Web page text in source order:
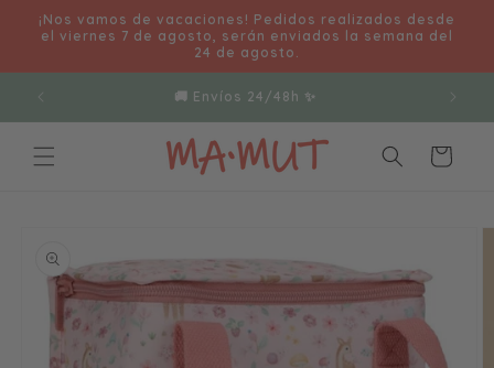
directamente
al contenido
¡Nos vamos de vacaciones! Pedidos realizados desde
el viernes 7 de agosto, serán enviados la semana del
24 de agosto.
🚚 Envíos 24/48h ✨
Carrito
información
del producto